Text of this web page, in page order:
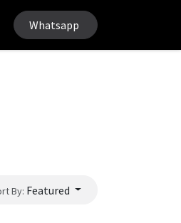
Whatsapp
By: Featured